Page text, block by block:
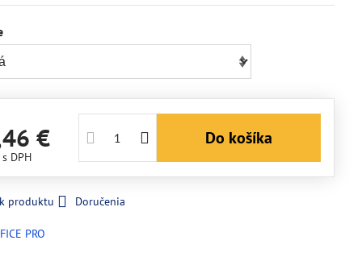
€
s DPH
Do košíka
produktu Doručenia
PRO